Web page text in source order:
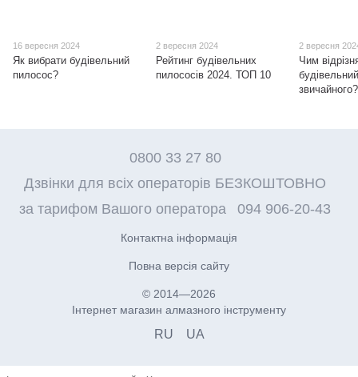
16 вересня 2024
Як вибрати будівельний
пилосос?
2 вересня 2024
Рейтинг будівельних
пилососів 2024. ТОП 10
2 вересня
Чим
звичайного?
0800 33 27 80
Дзвінки для всіх операторів БЕЗКОШТОВНО
за тарифом Вашого оператора
094 906-20-43
Контактна інформація
Повна версія сайту
© 2014—2026
Інтернет магазин алмазного інструменту
RU UA